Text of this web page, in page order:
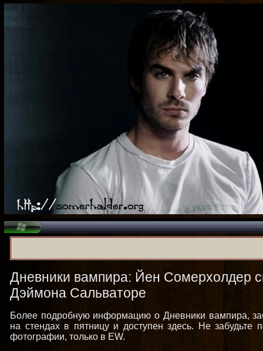
Дневники вампира: Йен Сомерхолдер
Дэймона Сальваторе
Более подробную информацию о Дневники вампира,
на стендах в пятницу и доступен здесь. Не забудьте
фотографии, только в EW.